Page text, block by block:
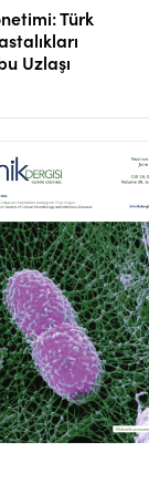
Türk
Uzlaşı
Cilt 39, Sayı 2